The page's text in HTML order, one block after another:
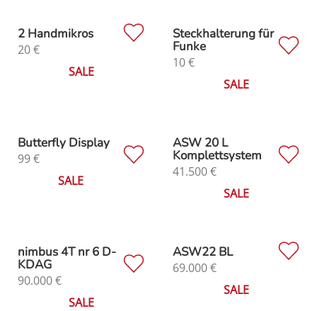
2 Handmikros
20€
SALE
Steckhalterung für
Funke
10€
SALE
Butterfly Display
99€
SALE
ASW 20 L
Komplettsystem
41.500€
SALE
nimbus 4T nr 6 D-
KDAG
90.000€
SALE
ASW22 BL
69.000€
SALE